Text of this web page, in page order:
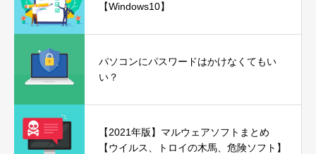
【Windows10】
パソコンにパスワードはかけなくてもい
い？
【2021年版】マルウェアソフトまとめ
【ウイルス、トロイの木馬、危険ソフト】